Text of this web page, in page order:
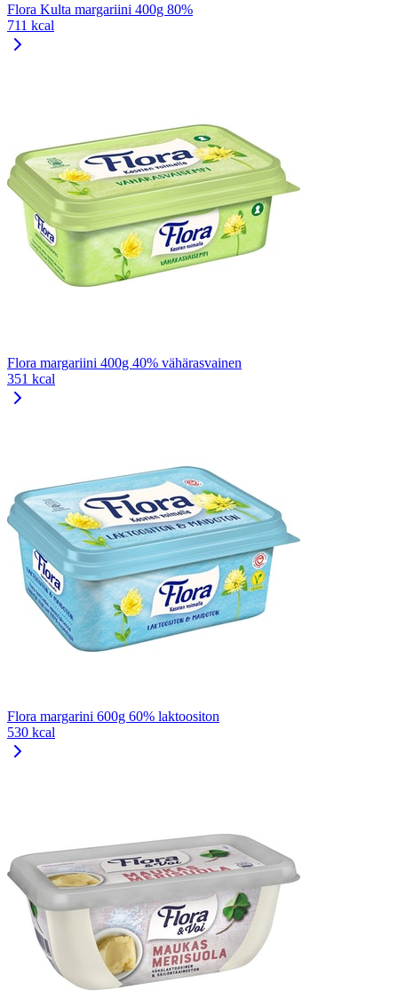
Flora Kulta margariini 400g 80%
711 kcal
Flora margariini 400g 40% vähärasvainen
351 kcal
Flora margarini 600g 60% laktoositon
530 kcal